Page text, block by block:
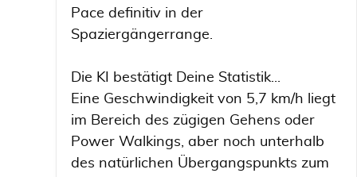
Pace definitiv in der
Spaziergängerrange.
Die KI bestätigt Deine Statistik...
Eine Geschwindigkeit von 5,7 km/h liegt
im Bereich des zügigen Gehens oder
Power Walkings, aber noch unterhalb
des natürlichen Übergangspunkts zum